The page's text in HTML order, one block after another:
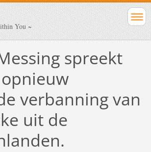
You ~
spreekt
verbanning van
uit de